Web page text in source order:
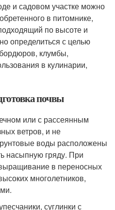
и садовом участке можно
в питомнике,
по высоте и
определиться с целью
клумбы,
в кулинарии,
почвы
или с рассеянным
ветров, и не
воды расположены
насыпную гряду. При
в переносных
многолетников,
суглинки с